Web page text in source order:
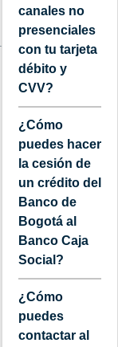
canales no
presenciales
con tu tarjeta
débito y
CVV?
¿Cómo
puedes hacer
la cesión de
un crédito del
Banco de
Bogotá al
Banco Caja
Social?
¿Cómo
puedes
contactar al